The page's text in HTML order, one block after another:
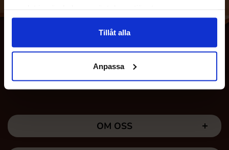
Tillåt alla
Anpassa
OM OSS